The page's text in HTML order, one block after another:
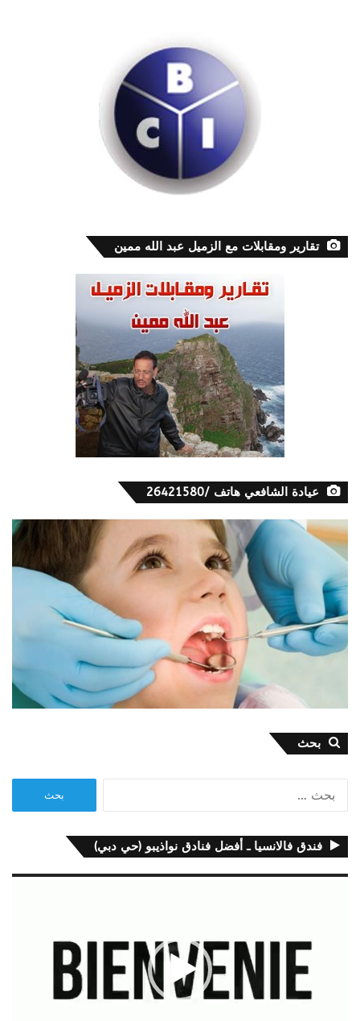
تقارير ومقابلات مع الزميل عبد الله ممين
عيادة الشافعي هاتف /26421580
بحث
فندق فالانسيا ـ أفضل فنادق نواذيبو (حي دبي)